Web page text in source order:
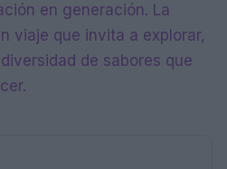
en generación. La
viaje que invita a explorar,
de sabores que